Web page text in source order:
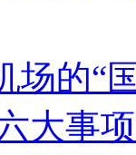
场的“
大事项